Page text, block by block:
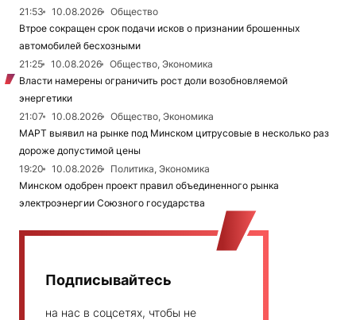
21:53 10.08.2026
Общество
Втрое сокращен срок подачи исков о признании брошенных
автомобилей бесхозными
21:25
10.08.2026
Общество, Экономика
Власти намерены ограничить рост доли возобновляемой
энергетики
21:07
10.08.2026
Общество, Экономика
МАРТ выявил на рынке под Минском цитрусовые в несколько раз
дороже допустимой цены
19:20
10.08.2026
Политика, Экономика
Минском одобрен проект правил объединенного рынка
электроэнергии Союзного государства
Подписывайтесь
на нас в соцсетях, чтобы не